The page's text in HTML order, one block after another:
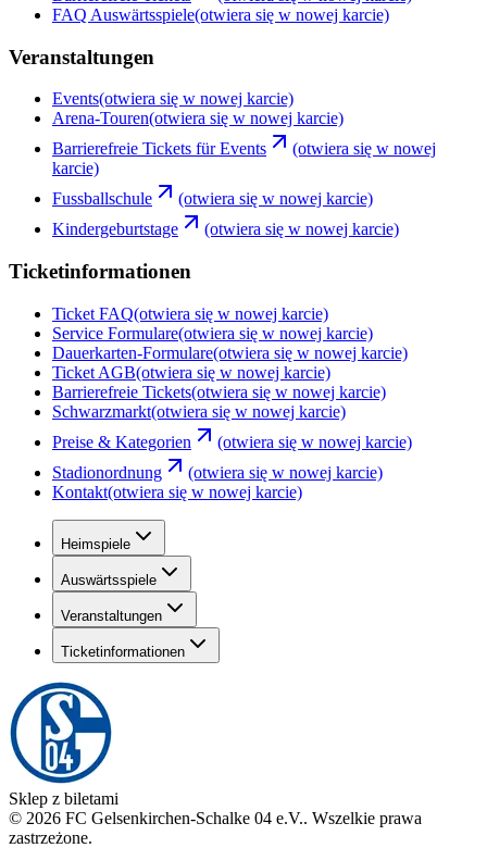
FAQ Auswärtsspiele(otwiera się w nowej karcie)
Veranstaltungen
Events(otwiera się w nowej karcie)
Arena-Touren(otwiera się w nowej karcie)
Barrierefreie Tickets für Events
(otwiera się w nowej
karcie)
Fussballschule
(otwiera się w nowej karcie)
Kindergeburtstage
(otwiera się w nowej karcie)
Ticketinformationen
Ticket FAQ(otwiera się w nowej karcie)
Service Formulare(otwiera się w nowej karcie)
Dauerkarten-Formulare(otwiera się w nowej karcie)
Ticket AGB(otwiera się w nowej karcie)
Barrierefreie Tickets(otwiera się w nowej karcie)
Schwarzmarkt(otwiera się w nowej karcie)
Preise & Kategorien
(otwiera się w nowej karcie)
Stadionordnung
(otwiera się w nowej karcie)
Kontakt(otwiera się w nowej karcie)
Heimspiele
Auswärtsspiele
Veranstaltungen
Ticketinformationen
Sklep z biletami
© 2026 FC Gelsenkirchen-Schalke 04 e.V.. Wszelkie prawa
zastrzeżone.